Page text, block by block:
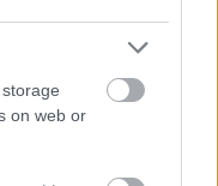
on web or
βιβλίο για το πώς να
το 2004 και έχει
ηδονής στο
δομές φροντίδας